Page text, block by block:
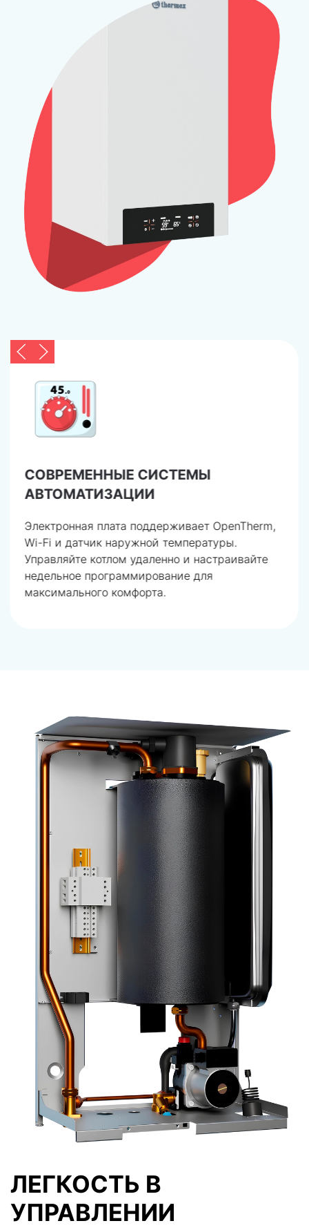
НАДЕЖНЫЕ СИСТЕМЫ КОНТРОЛЯ
температуры NTC обеспечивают точный
контроль. Защита от замерзания и
антиблокировка насоса гарантируют
стабильную работу.
ЛЕГКОСТЬ В
УПРАВЛЕНИИ